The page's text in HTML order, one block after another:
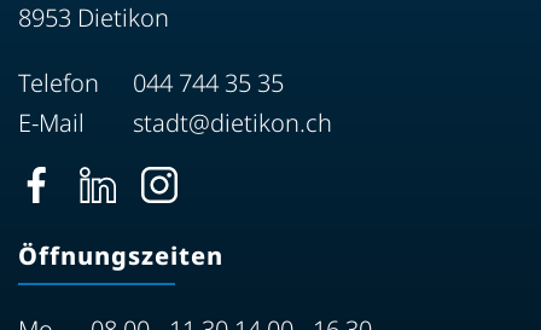
8953 Dietikon
Telefon
044 744 35 35
E-Mail
stadt@dietikon.ch
Öffnungszeiten